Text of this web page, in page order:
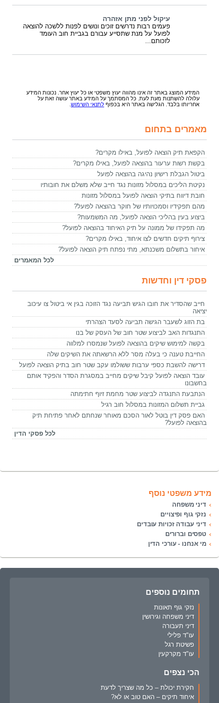
עיקול לפני מתן אזהרה
פעמים רבות נדרשים זוכים ונושים לפנות ללשכה להוצאה
לפועל על מנת שתסייע עבורם בגביית חוב העומד
לזכותם...
המידע המוצג באתר זה אינו מהווה יעוץ משפטי או כל יעוץ אחר. נכונות המידע
עלולה להשתנות מעת לעת. כל המסתמך על המידע באתר עושה זאת על
אחריותו בלבד. הגלישה באתר היא בכפוף לתנאי השימוש
מאמרים בתחום
הקפאת תיק הוצאה לפועל, באילו מקרים?
בקשת רשות ערעור בהוצאה לפועל, באילו מקרים?
ביטול הגבלת רישיון נהיגה בהוצאה לפועל
נקיטת הליכים במסלול מזונות נגד חייב שלא משלם את חובותיו
חובת דיווח בתיקי הוצאה לפועל במסלול מזונות
מהם תפקידיו וסמכויותיו של חוקר בהוצאה לפועל?
ביצוע בעין בהליכי הוצאה לפועל, מה המשמעות?
מה תפקידו של ממונה על תיק האיחוד בהוצאה לפועל?
צירוף תיקים חדשים לצו איחוד, באילו מקרים?
איחור בתשלום משכנתא, מתי נפתח תיק הוצאה לפועל?
לכל המאמרים
פסקי דין וחדשות
חייב שהסדיר את חובו הגיש תביעה נגד הזוכה בגין אי ביטול צו עיכוב
יציאה
בת הזוג לשעבר הגישה תביעה לסעד הצהרתי
התנגדות האב לביצוע שטר חוב של העסק של בנו
בקשה למימוש שיקים בהוצאה לפועל שנמסרו למלווה
החייבת טענה כי בעלה מסר ללא הרשאתה את השיקים שלה
דרישה להשבת כספי ערבות ששולמו עקב שטר חוב בתיק הוצאה לפועל
עובד הוצאה לפועל קיבל שיקים מחייב במסגרת הסדר והפקיד אותם
בחשבונו
הנתבעת התנגדה לביצוע שטר מחמת זיוף חתימתה
גביית תשלום המזונות במסלול חוב רגיל
האם פסק דין בוטל לאור הסכם מאוחר שנחתם לאחר פתיחת תיק
בהוצאה לפועל?
לכל פסקי הדין
מידע משפטי נוסף
דיני משפחה
נזקי גוף ופיצויים
דיני עבודה זכויות עובדים
טפסים וברורים
מי אנחנו - עורכי הדין
תחומים נוספים
נזקי גוף תאונות
דיני משפחה וגירושין
דיני תעבורה
עו"ד פלילי
פשיטת רגל
עו"ד מקרקעין
הכי נצפים
חקירת יכולת – כל מה שצריך לדעת
איחוד תיקים – האם טוב או לא?